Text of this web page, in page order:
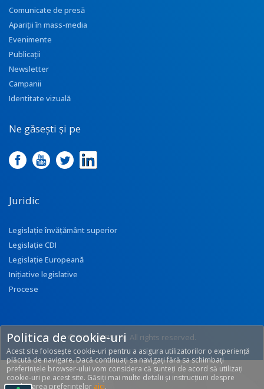
Comunicate de presă
Apariţii în mass-media
Evenimente
Publicații
Newsletter
Campanii
Identitate vizuală
Ne găsești și pe
Juridic
Legislație învățământ superior
Legislație CDI
Legislație Europeană
Inițiative legislative
Procese
© 2017 UEFISCDI. All rights reserved.
[T: 0.2683, O: 92]
Politica de cookie-uri
Acest site folosește cookie-uri pentru a asigura utilizatorilor o experiență
plăcută de navigare. Dacă continuați sa navigați fără sa schimbați
preferințele browser-ului vom considera că sunteți de acord să utilizați
cookie-uri pe acest site. Găsiți mai multe detalii și instrucțiuni despre
modificarea preferințelor aici.